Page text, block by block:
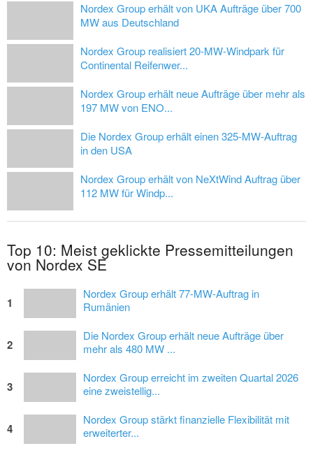
Nordex Group erhält von UKA Aufträge über 700
MW aus Deutschland
Nordex Group realisiert 20-MW-Windpark für
Continental Reifenwer...
Nordex Group erhält neue Aufträge über mehr als
197 MW von ENO...
Die Nordex Group erhält einen 325-MW-Auftrag
in den USA
Nordex Group erhält von NeXtWind Auftrag über
112 MW für Windp...
Top 10: Meist geklickte Pressemitteilungen
von Nordex SE
1
Nordex Group erhält 77-MW-Auftrag in
Rumänien
2
Die Nordex Group erhält neue Aufträge über
mehr als 480 MW ...
3
Nordex Group erreicht im zweiten Quartal 2026
eine zweistellig...
4
Nordex Group stärkt finanzielle Flexibilität mit
erweiterter...